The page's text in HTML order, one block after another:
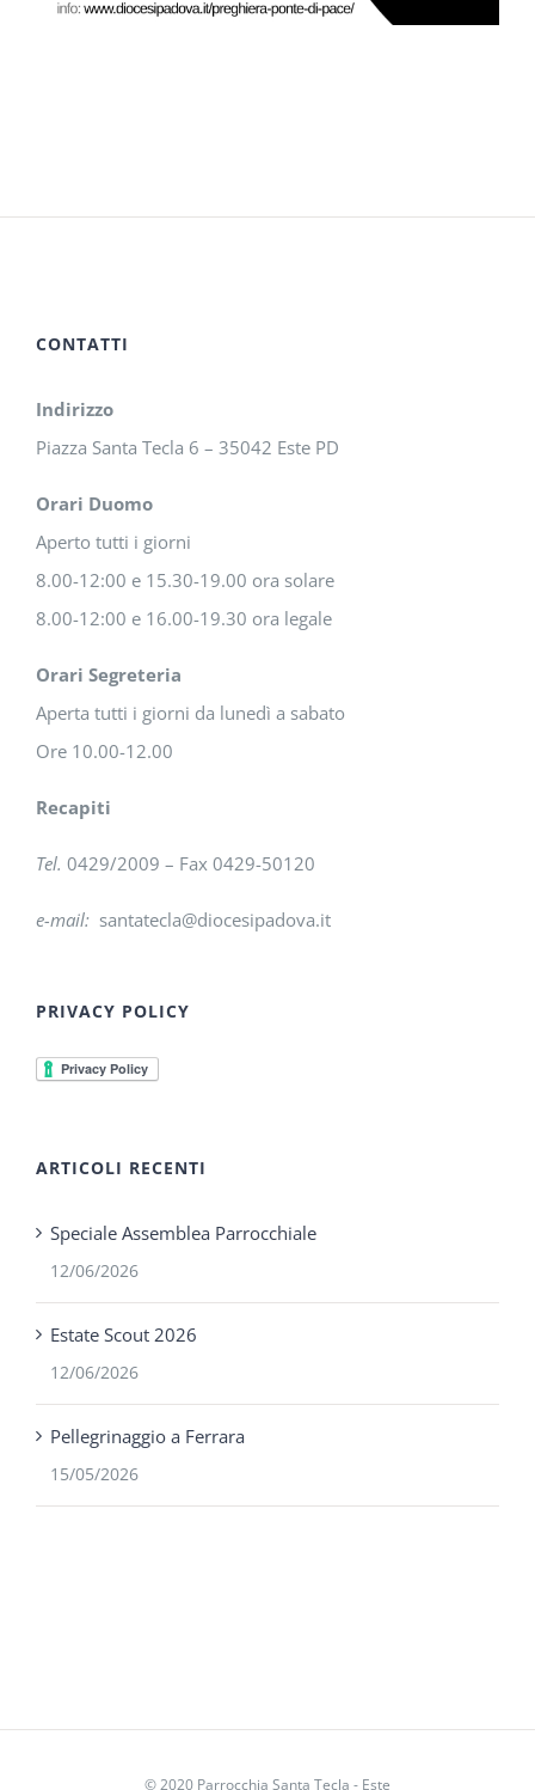
CONTATTI
Indirizzo
Piazza Santa Tecla 6 – 35042 Este PD
Orari Duomo
Aperto tutti i giorni
8.00-12:00 e 15.30-19.00 ora solare
8.00-12:00 e 16.00-19.30 ora legale
Orari Segreteria
Aperta tutti i giorni da lunedì a sabato
Ore 10.00-12.00
Recapiti
Tel. 0429/2009 – Fax 0429-50120
e-mail: santatecla@diocesipadova.it
PRIVACY POLICY
ARTICOLI RECENTI
Speciale Assemblea Parrocchiale
12/06/2026
Estate Scout 2026
12/06/2026
Pellegrinaggio a Ferrara
15/05/2026
© 2020 Parrocchia Santa Tecla - Este